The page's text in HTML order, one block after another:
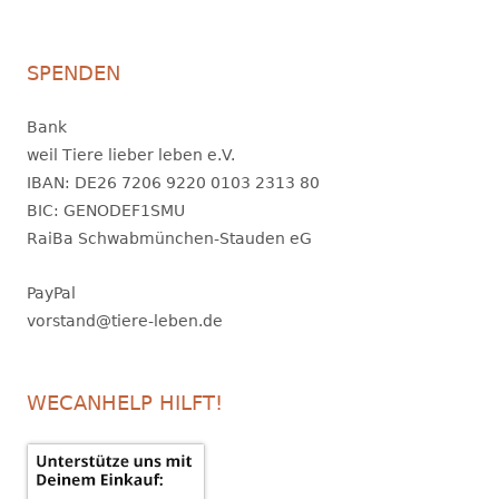
SPENDEN
Bank
weil Tiere lieber leben e.V.
IBAN: DE26 7206 9220 0103 2313 80
BIC: GENODEF1SMU
RaiBa Schwabmünchen-Stauden eG
PayPal
vorstand@tiere-leben.de
WECANHELP HILFT!